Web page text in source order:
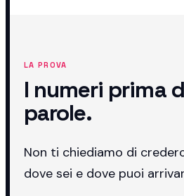
LA PROVA
I numeri prima
parole.
Non ti chiediamo di
dove sei e dove puoi